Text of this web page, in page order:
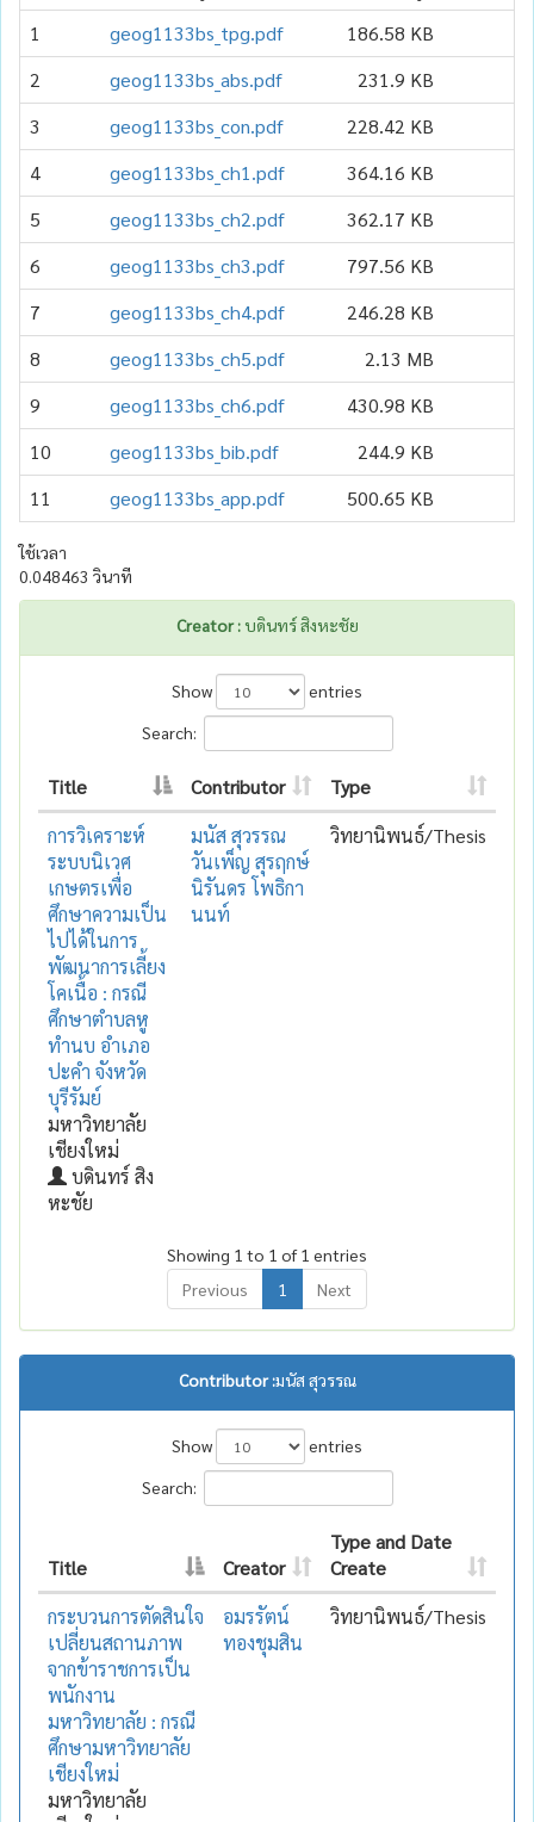
1
geog1133bs_tpg.pdf
186.58 KB
2
geog1133bs_abs.pdf
231.9 KB
3
geog1133bs_con.pdf
228.42 KB
4
geog1133bs_ch1.pdf
364.16 KB
5
geog1133bs_ch2.pdf
362.17 KB
6
geog1133bs_ch3.pdf
797.56 KB
7
geog1133bs_ch4.pdf
246.28 KB
8
geog1133bs_ch5.pdf
2.13 MB
9
geog1133bs_ch6.pdf
430.98 KB
10
geog1133bs_bib.pdf
244.9 KB
11
geog1133bs_app.pdf 500.65 KB
ใช้เวลา
0.048463 วินาที
Creator :บดินทร์ สิงหะชัย
Show
entries
Search:
Title Contributor
Type
การวิเคราะห์
ระบบนิเวศ
เกษตรเพื่อ
ศึกษาความเป็น
ไปได้ในการ
พัฒนาการเลี้ยง
โคเนื้อ : กรณี
ศึกษาตำบลหู
ทำนบ อำเภอ
ปะคำ จังหวัด
บุรีรัมย์
มหาวิทยาลัย
เชียงใหม่
บดินทร์ สิง
หะชัย
มนัส สุวรรณ
วันเพ็ญ สุรฤกษ์
นิรันดร โพธิกา
นนท์
วิทยานิพนธ์/Thesis
Showing 1 to 1 of 1 entries
Previous
1 Next
Contributor :มนัส สุวรรณ
Show
entries
Search:
Title Creator
Type and Date
Create
กระบวนการตัดสินใจ
เปลี่ยนสถานภาพ
จากข้าราชการเป็น
พนักงาน
มหาวิทยาลัย : กรณี
ศึกษามหาวิทยาลัย
เชียงใหม่
มหาวิทยาลัย
อมรรัตน์
ทองชุมสิน
วิทยานิพนธ์/Thesis